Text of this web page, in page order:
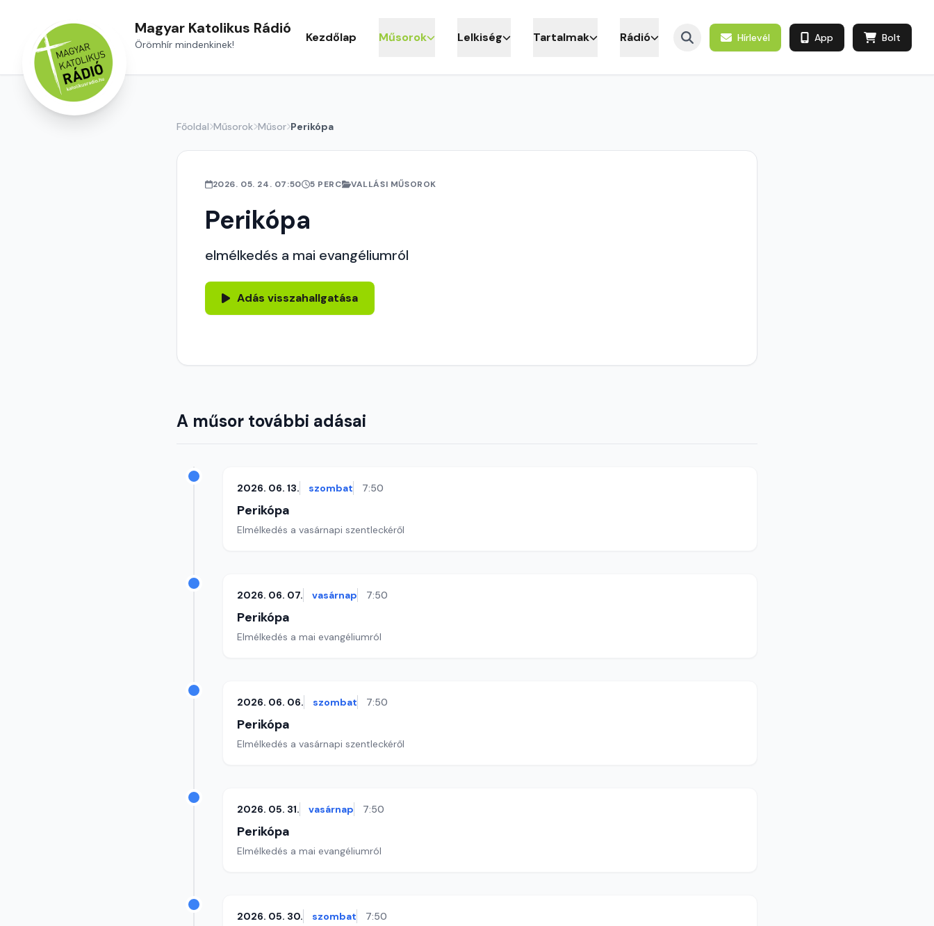
Magyar Katolikus Rádió
Örömhír mindenkinek! Kezdőlap Műsorok Lelkiség Tartalmak Rádió Hírlevél App Bolt
Főoldal Műsorok Műsor Perikópa
2026. 05. 24. 07:50 5 PERC VALLÁSI MŰSOROK
Perikópa
elmélkedés a mai evangéliumról
Adás visszahallgatása
A műsor további adásai
2026. 06. 13. szombat 7:50
Perikópa
Elmélkedés a vasárnapi szentleckéről
2026. 06. 07. vasárnap 7:50
Perikópa
Elmélkedés a mai evangéliumról
2026. 06. 06. szombat 7:50
Perikópa
Elmélkedés a vasárnapi szentleckéről
2026. 05. 31. vasárnap 7:50
Perikópa
Elmélkedés a mai evangéliumról
2026. 05. 30. szombat 7:50